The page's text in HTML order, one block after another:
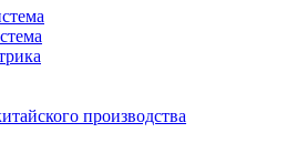
производства